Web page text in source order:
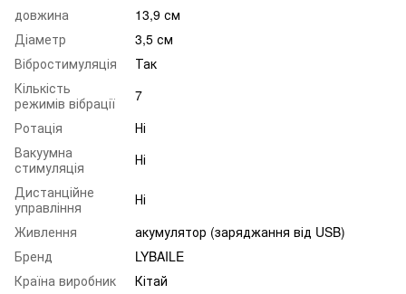
довжина
13,9 см
Діаметр
3,5 см
Вібростимуляція
Так
Кількість
режимів вібрації
7
Ротація
Ні
Вакуумна
стимуляція
Ні
Дистанційне
управління
Ні
Живлення
акумулятор (заряджання від USB)
Бренд
LYBAILE
Країна виробник
Кітай